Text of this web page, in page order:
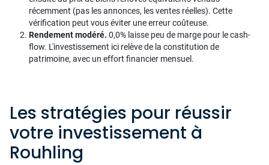
récemment (pas les annonces, les ventes réelles). Cette
vérification peut vous éviter une erreur coûteuse.
Rendement modéré. 0,0% laisse peu de marge pour le cash-
flow. L'investissement ici relève de la constitution de
patrimoine, avec un effort financier mensuel.
Les stratégies pour réussir
votre investissement à
Rouhling